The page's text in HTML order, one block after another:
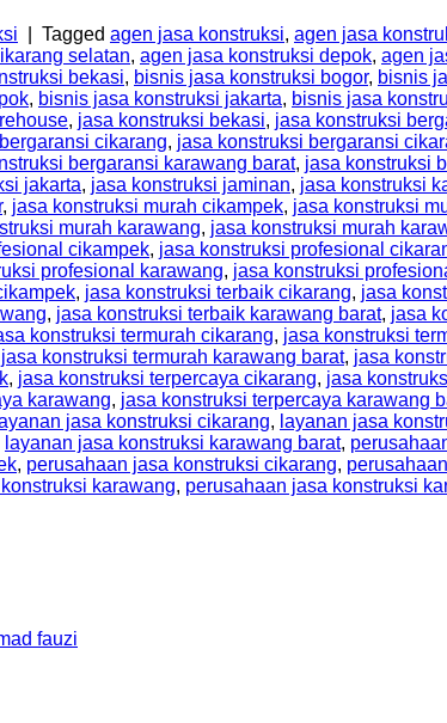
Tagged agen jasa konstruksi, agen jasa
selatan, agen jasa konstruksi depok, agen
bekasi, bisnis jasa konstruksi bogor, bisnis
, bisnis jasa konstruksi jakarta, bisnis jasa
, jasa konstruksi bekasi, jasa konstruksi
cikarang, jasa konstruksi bergaransi
bergaransi karawang barat, jasa konstruksi
jakarta, jasa konstruksi jaminan, jasa konstruksi
, jasa konstruksi murah cikampek, jasa konstruksi
murah karawang, jasa konstruksi murah
cikampek, jasa konstruksi profesional
profesional karawang, jasa konstruksi
, jasa konstruksi terbaik cikarang, jasa
, jasa konstruksi terbaik karawang barat, jasa
konstruksi termurah cikarang, jasa konstruksi
jasa konstruksi termurah karawang barat, jasa
, jasa konstruksi terpercaya cikarang, jasa
karawang, jasa konstruksi terpercaya karawang
jasa konstruksi cikarang, layanan jasa
layanan jasa konstruksi karawang barat,
, perusahaan jasa konstruksi cikarang,
karawang, perusahaan jasa konstruksi
fauzi